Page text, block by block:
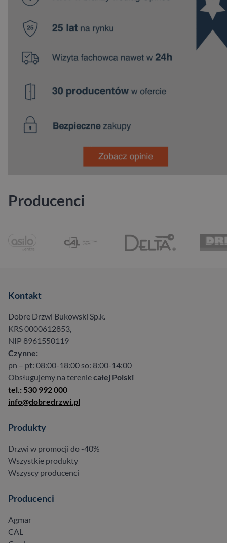
Producenci
Kontakt
Dobre Drzwi Bukowski Sp.k.
KRS 0000612853,
NIP 8961550119
Czynne:
pn – pt: 08:00-18:00 so: 8:00-14:00
Obsługujemy na tereniecałej Polski
tel.: 530 992 000
info@dobredrzwi.pl
Produkty
Drzwi w promocji do -40%
Wszystkie produkty
Wszyscy producenci
Producenci
Agmar
CAL